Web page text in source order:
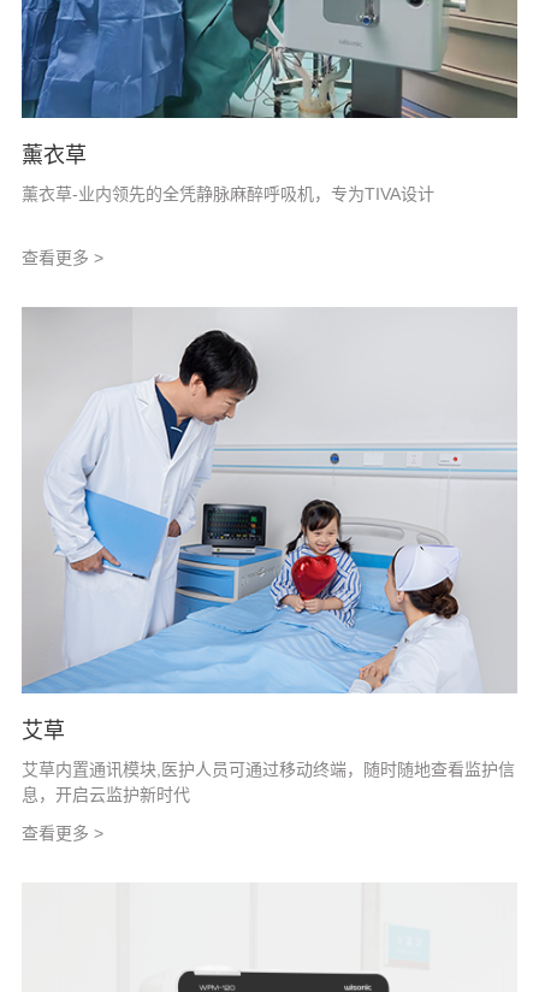
薰衣草
薰衣草-业内领先的全凭静脉麻醉呼吸机，专为TIVA设计
查看更多 >
艾草
艾草内置通讯模块,医护人员可通过移动终端，随时随地查看监护信
息，开启云监护新时代
查看更多 >